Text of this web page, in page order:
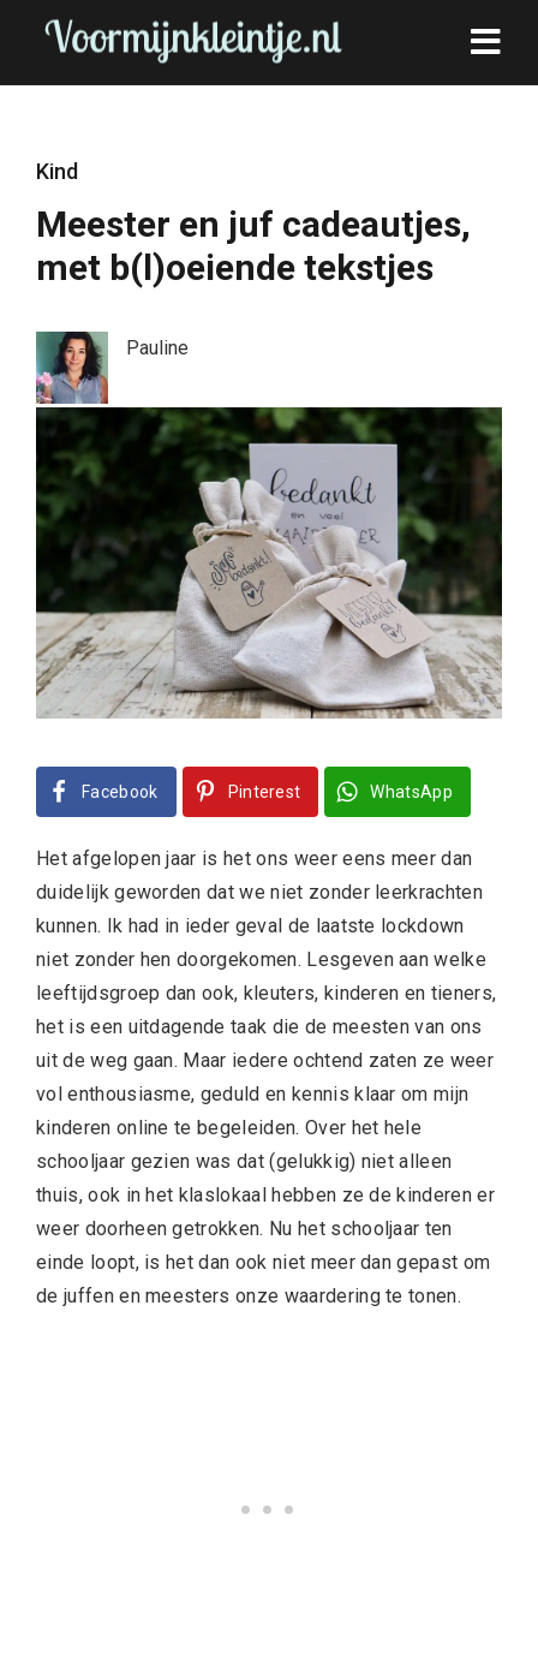
Kind
Meester en juf cadeautjes,
met b(l)oeiende tekstjes
Pauline
Facebook Pinterest WhatsApp
Het afgelopen jaar is het ons weer eens meer dan
duidelijk geworden dat we niet zonder leerkrachten
kunnen. Ik had in ieder geval de laatste lockdown
niet zonder hen doorgekomen. Lesgeven aan welke
leeftijdsgroep dan ook, kleuters, kinderen en tieners,
het is een uitdagende taak die de meesten van ons
uit de weg gaan. Maar iedere ochtend zaten ze weer
vol enthousiasme, geduld en kennis klaar om mijn
kinderen online te begeleiden. Over het hele
schooljaar gezien was dat (gelukkig) niet alleen
thuis, ook in het klaslokaal hebben ze de kinderen er
weer doorheen getrokken. Nu het schooljaar ten
einde loopt, is het dan ook niet meer dan gepast om
de juffen en meesters onze waardering te tonen.